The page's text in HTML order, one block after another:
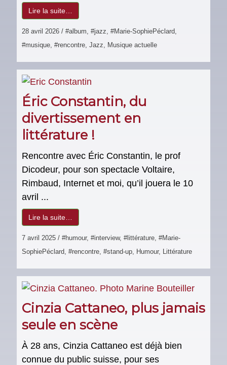
Lire la suite…
28 avril 2026/ #album #jazz #Marie-SophiePéclard
#musique, #rencontre, Jazz Musique actuelle
Éric Constantin, du
divertissement en
littérature !
Rencontre avec Éric Constantin, le prof
Dicodeur, pour son spectacle Voltaire,
Rimbaud, Internet et moi, qu’il jouera le 10
avril ...
Lire la suite…
7 avril 2025/ #humour, #interview, #littérature, #Marie-
SophiePéclard #rencontre, #stand-up, Humour, Littérature
Cinzia Cattaneo, plus jamais
seule en scène
À 28 ans, Cinzia Cattaneo est déjà bien
connue du public suisse, pour ses